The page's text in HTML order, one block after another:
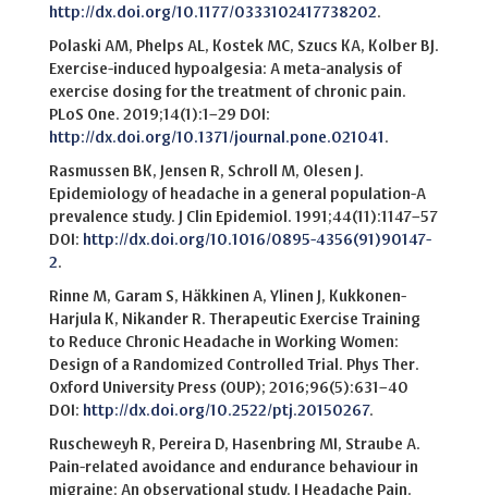
http://dx.doi.org/10.1177/0333102417738202.
Polaski AM, Phelps AL, Kostek MC, Szucs KA, Kolber BJ.
Exercise-induced hypoalgesia: A meta-analysis of
exercise dosing for the treatment of chronic pain.
PLoS One. 2019;14(1):1–29 DOI:
http://dx.doi.org/10.1371/journal.pone.021041 .
Rasmussen BK, Jensen R, Schroll M, Olesen J.
Epidemiology of headache in a general population-A
prevalence study. J Clin Epidemiol. 1991;44(11):1147–57
DOI: http://dx.doi.org/10.1016/0895-4356(91)90147-
2.
Rinne M, Garam S, Häkkinen A, Ylinen J, Kukkonen-
Harjula K, Nikander R. Therapeutic Exercise Training
to Reduce Chronic Headache in Working Women:
Design of a Randomized Controlled Trial. Phys Ther.
Oxford University Press (OUP); 2016;96(5):631–40
DOI: http://dx.doi.org/10.2522/ptj.20150267.
Ruscheweyh R, Pereira D, Hasenbring MI, Straube A.
Pain-related avoidance and endurance behaviour in
migraine: An observational study. J Headache Pain.